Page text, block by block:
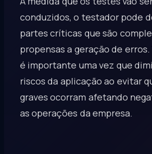
conduzidos, o testador pode
partes críticas que são
propensas a geração de
é importante uma vez que
riscos da aplicação ao evitar
graves ocorram afetando
as operações da empresa.